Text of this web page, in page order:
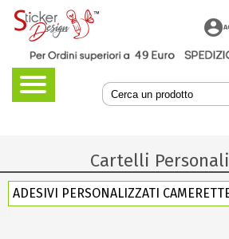
Cartelli
ADESIVI PERSONALIZZATI